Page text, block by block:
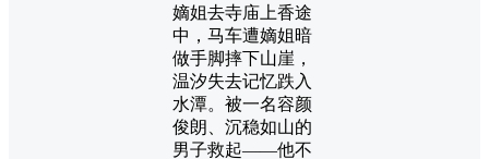
嫡姐去寺庙上香途
中，马车遭嫡姐暗
做手脚摔下山崖，
温汐失去记忆跌入
水潭。被一名容颜
俊朗、沉稳如山的
男子救起——他不